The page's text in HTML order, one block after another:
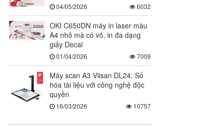
04/05/2026 6032
OKI C650DN máy in laser màu
A4 nhỏ mà có võ, in đa dạng
giấy Decal
01/04/2026 7009
Máy scan A3 Viisan DL24: Số
hóa tài liệu với công nghệ độc
quyền
16/03/2026 10757